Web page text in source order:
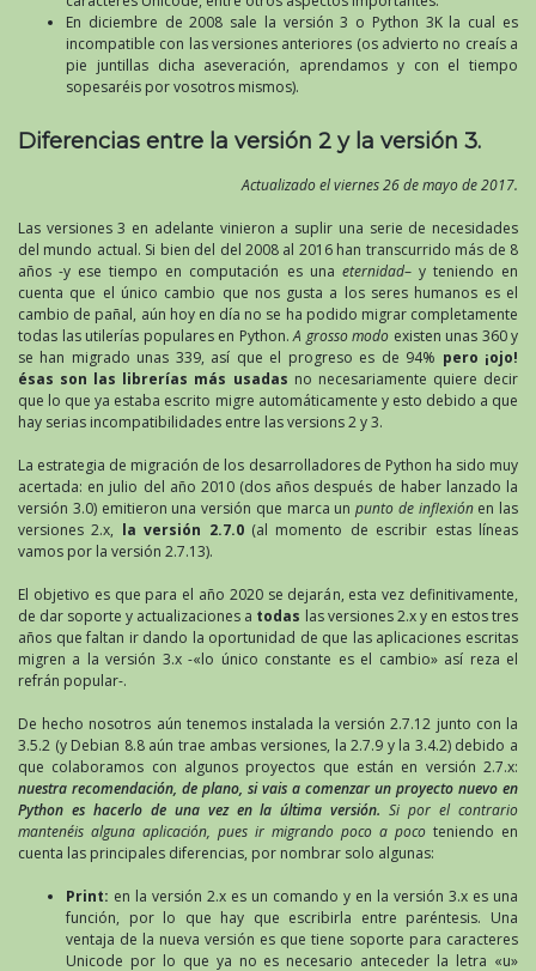
En diciembre de 2008 sale la versión 3 o Python 3K la cual es
incompatible con las versiones anteriores (os advierto no creaís a
pie juntillas dicha aseveración, aprendamos y con el tiempo
sopesaréis por vosotros mismos).
Diferencias entre la versión 2 y la versión 3.
Actualizado el viernes 26 de mayo de 2017.
Las versiones 3 en adelante vinieron a suplir una serie de necesidades
del mundo actual. Si bien del del 2008 al 2016 han transcurrido más de 8
años -y ese tiempo en computación es una eternidad– y teniendo en
cuenta que el único cambio que nos gusta a los seres humanos es el
cambio de pañal, aún hoy en día no se ha podido migrar completamente
todas las utilerías populares en Python.A grosso modo existen unas 360 y
se han migrado unas 339, así que el progreso es de 94% pero ¡ojo!
ésas son las librerías más usadas no necesariamente quiere decir
que lo que ya estaba escrito migre automáticamente y esto debido a que
hay serias incompatibilidades entre las versions 2 y 3.
La estrategia de migración de los desarrolladores de Python ha sido muy
acertada: en julio del año 2010 (dos años después de haber lanzado la
versión 3.0) emitieron una versión que marca un punto de inflexiónen las
versiones 2.x, la versión 2.7.0(al momento de escribir estas líneas
vamos por la versión 2.7.13).
El objetivo es que para el año 2020 se dejarán, esta vez definitivamente,
de dar soporte y actualizaciones a todas las versiones 2.x y en estos tres
años que faltan ir dando la oportunidad de que las aplicaciones escritas
migren a la versión 3.x -«lo único constante es el cambio» así reza el
refrán popular-.
De hecho nosotros aún tenemos instalada la versión 2.7.12 junto con la
3.5.2 (y Debian 8.8 aún trae ambas versiones, la 2.7.9 y la 3.4.2) debido a
que colaboramos con algunos proyectos que están en versión 2.7.x:
nuestra recomendación, de plano, si vais a comenzar un proyecto nuevo en
Python es hacerlo de una vez en la última versión.Si por el contrario
mantenéis alguna aplicación, pues ir migrando poco a poco teniendo en
cuenta las principales diferencias, por nombrar solo algunas:
Print: en la versión 2.x es un comando y en la versión 3.x es una
función, por lo que hay que escribirla entre paréntesis. Una
ventaja de la nueva versión es que tiene soporte para caracteres
Unicode por lo que ya no es necesario anteceder la letra «u»